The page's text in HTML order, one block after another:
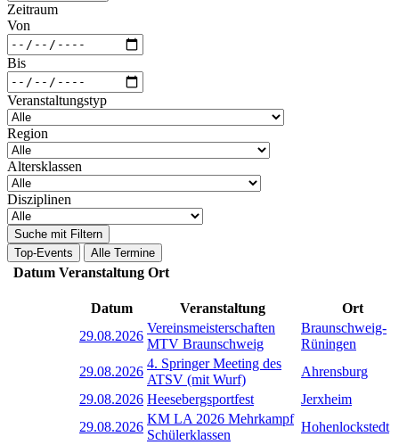
Zeitraum
Von
Bis
Veranstaltungstyp
Region
Altersklassen
Disziplinen
Suche mit Filtern
Top-Events
Alle Termine
Datum Veranstaltung Ort
Datum Veranstaltung
Ort
29.08.2026
Vereinsmeisterschaften
MTV Braunschweig
Braunschweig-
Rüningen
29.08.2026
4. Springer Meeting des
ATSV (mit Wurf)
Ahrensburg
29.08.2026 Heesebergsportfest
Jerxheim
29.08.2026
KM LA 2026 Mehrkampf
Schülerklassen
Hohenlockstedt